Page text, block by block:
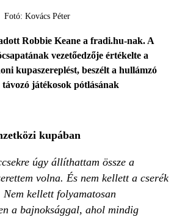
Fotó: Kovács Péter
Robbie Keane a fradi.hu-nak. A
vezetőedzője értékelte a
kupaszereplést, beszélt a hullámzó
játékosok pótlásának
kupában
úgy állíthattam össze a
volna. És nem kellett a cserék
kellett folyamatosan
a bajnoksággal, ahol mindig